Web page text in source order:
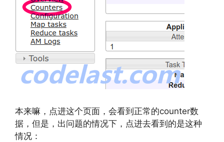
本来嘛，点进这个页面，会看到正常的counter数
据，但是，出问题的情况下，点进去看到的是这种
情况：